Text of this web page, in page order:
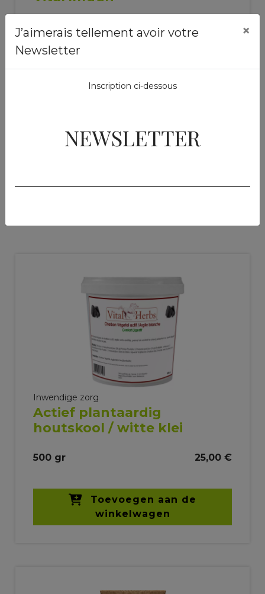
Toevoegen aan de
winkelwagen
Vergelijkbare
Inwendige zorg
Actief plantaardig
houtskool / witte klei
500 gr 25,00 €
Toevoegen aan de
winkelwagen
J’aimerais tellement avoir votre
Newsletter
×
Inscription ci-dessous
NEWSLETTER